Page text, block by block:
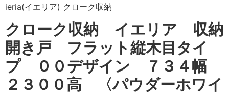
ieria(イエリア) クローク収納
クローク収納 イエリア 収納
開き戸 フラット縦木目タイ
プ ００デザイン ７３４幅
２３００高 〈パウダーホワイ